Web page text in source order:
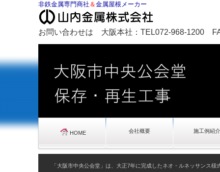
非鉄金属専門商社 ＆金属屋根メーカー
お問い合わせは 大阪本社：TEL072-968-1200
HOME 会社概要 施工例紹介
「大阪市中央公会堂」は、大正7年に完成したネオ・ルネッサンス様